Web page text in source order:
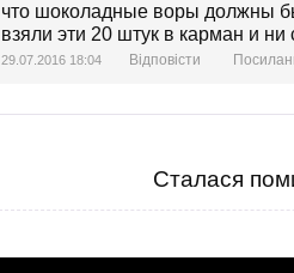
что шоколадные воры должны
взяли эти 20 штук в карман и ни
29.07.2016 18:04 Відповісти
Сталася